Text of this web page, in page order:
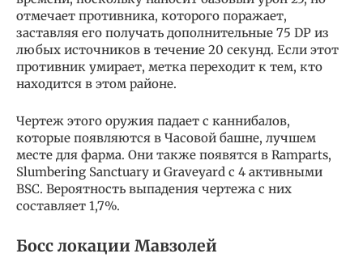
отмечает противника, которого поражает,
заставляя его получать дополнительные 75 DP из
любых источников в течение 20 секунд. Если этот
противник умирает, метка переходит к тем, кто
находится в этом районе.
Чертеж этого оружия падает с каннибалов,
которые появляются в Часовой башне, лучшем
месте для фарма. Они также появятся в Ramparts,
Slumbering Sanctuary и Graveyard с 4 активными
BSC. Вероятность выпадения чертежа с них
составляет 1,7%.
Босс локации Мавзолей